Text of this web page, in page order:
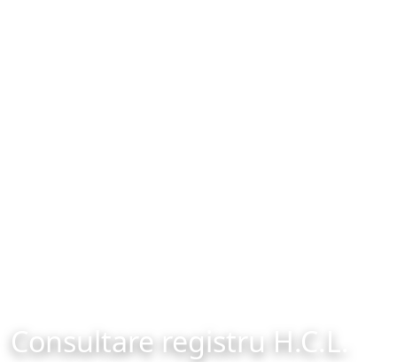
Consultare registru H.C.L.